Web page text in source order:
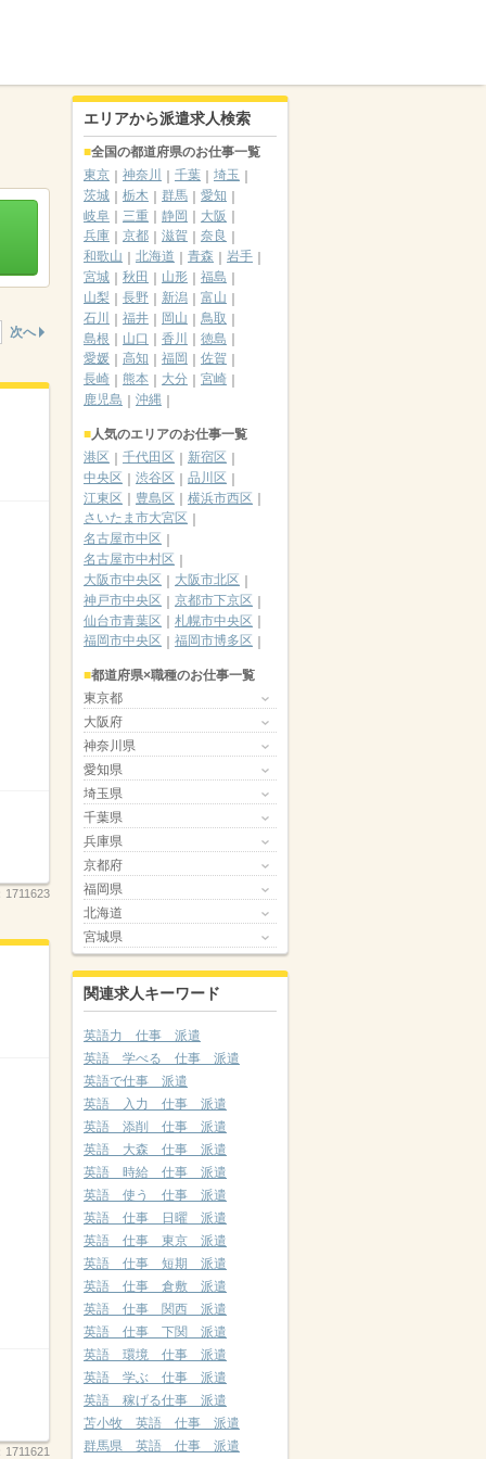
次へ
1711623
1711621
エリアから派遣求人検索
全国の都道府県のお仕事一覧
東京
神奈川 千葉
埼玉
茨城
栃木 群馬
愛知
岐阜
三重 静岡
大阪
兵庫
京都 滋賀
奈良
和歌山
北海道 青森
岩手
宮城
秋田 山形
福島
山梨
長野 新潟
富山
石川
福井 岡山
鳥取
島根
山口 香川
徳島
愛媛
高知 福岡
佐賀
長崎
熊本 大分
宮崎
鹿児島
沖縄
人気のエリアのお仕事一覧
港区
千代田区
新宿区
中央区
渋谷区
品川区
江東区
豊島区
横浜市西区
さいたま市大宮区
名古屋市中区
名古屋市中村区
大阪市中央区
大阪市北区
神戸市中央区
京都市下京区
仙台市青葉区
札幌市中央区
福岡市中央区
福岡市博多区
都道府県×職種のお仕事一覧
東京都
大阪府
神奈川県
愛知県
埼玉県
千葉県
兵庫県
京都府
福岡県
北海道
宮城県
関連求人キーワード
英語力 仕事 派遣
英語 学べる 仕事 派遣
英語で仕事 派遣
英語 入力 仕事 派遣
英語 添削 仕事 派遣
英語 大森 仕事 派遣
英語 時給 仕事 派遣
英語 使う 仕事 派遣
英語 仕事 日曜 派遣
英語 仕事 東京 派遣
英語 仕事 短期 派遣
英語 仕事 倉敷 派遣
英語 仕事 関西 派遣
英語 仕事 下関 派遣
英語 環境 仕事 派遣
英語 学ぶ 仕事 派遣
英語 稼げる仕事 派遣
苫小牧 英語 仕事 派遣
群馬県 英語 仕事 派遣